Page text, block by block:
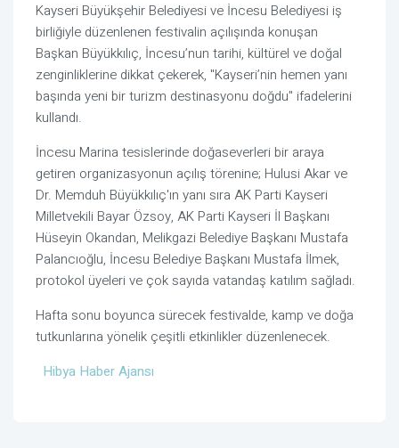
Kayseri Büyükşehir Belediyesi ve İncesu Belediyesi iş
birliğiyle düzenlenen festivalin açılışında konuşan
Başkan Büyükkılıç, İncesu’nun tarihi, kültürel ve doğal
zenginliklerine dikkat çekerek, "Kayseri’nin hemen yanı
başında yeni bir turizm destinasyonu doğdu" ifadelerini
kullandı.
İncesu Marina tesislerinde doğaseverleri bir araya
getiren organizasyonun açılış törenine; Hulusi Akar ve
Dr. Memduh Büyükkılıç'ın yanı sıra AK Parti Kayseri
Milletvekili Bayar Özsoy, AK Parti Kayseri İl Başkanı
Hüseyin Okandan, Melikgazi Belediye Başkanı Mustafa
Palancıoğlu, İncesu Belediye Başkanı Mustafa İlmek,
protokol üyeleri ve çok sayıda vatandaş katılım sağladı.
Hafta sonu boyunca sürecek festivalde, kamp ve doğa
tutkunlarına yönelik çeşitli etkinlikler düzenlenecek.
Hibya Haber Ajansı